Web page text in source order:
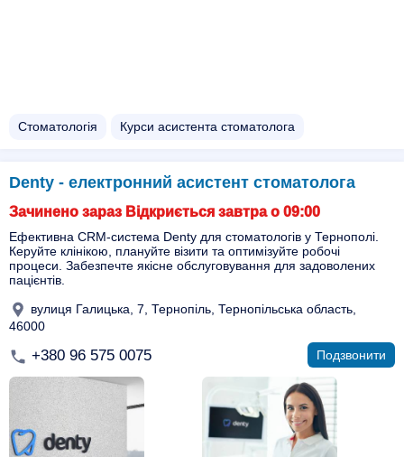
Стоматологія Курси асистента стоматолога
Denty - електронний асистент стоматолога
Зачинено зараз Відкриється завтра о 09:00
Ефективна CRM-система Denty для стоматологів у Тернополі.
Керуйте клінікою, плануйте візити та оптимізуйте робочі
процеси. Забезпечте якісне обслуговування для задоволених
пацієнтів.
вулиця Галицька, 7, Тернопіль, Тернопільська область,
46000
+380 96 575 0075 Подзвонити